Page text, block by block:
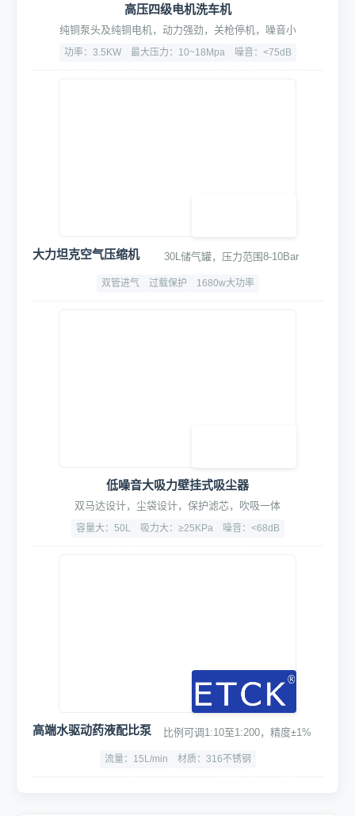
高压四级电机洗车机
纯铜泵头及纯铜电机，动力强劲，关枪停机，噪音小
功率：3.5KW 最大压力：10~18Mpa 噪音：<75dB
大力坦克空气压缩机 30L储气罐，压力范围8-10Bar
双管进气 过载保护 1680w大功率
低噪音大吸力壁挂式吸尘器
双马达设计，尘袋设计，保护滤芯，吹吸一体
容量大：50L 吸力大：≥25KPa 噪音：<68dB
高端水驱动药液配比泵 比例可调1:10至1:200，精度±1%
流量：15L/min 材质：316不锈钢